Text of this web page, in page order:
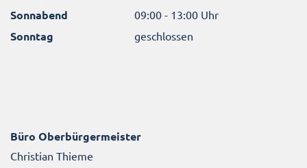
Sonnabend 09:00 - 13:00 Uhr
Sonntag geschlossen
Büro Oberbürgermeister
Christian Thieme